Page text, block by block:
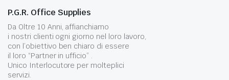
P.G.R. Office Supplies
Da Oltre 10 Anni, affianchiamo
i nostri clienti ogni giorno nel loro lavoro,
con l’obiettivo ben chiaro di essere
il loro “Partner in ufficio” .
Unico Interlocutore per molteplici
servizi.